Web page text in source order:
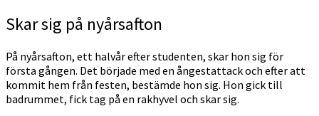
Skar sig på nyårsafton
På nyårsafton, ett halvår efter studenten, skar hon sig för
första gången. Det började med en ångestattack och efter att
kommit hem från festen, bestämde hon sig. Hon gick till
badrummet, fick tag på en rakhyvel och skar sig.